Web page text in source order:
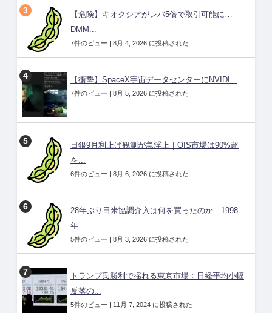
【危険】キオクシアがレバ5倍で取引可能に…
DMM...
7件のビュー | 8月 4, 2026 に投稿された
【衝撃】SpaceX宇宙データセンターにNVIDI...
7件のビュー | 8月 5, 2026 に投稿された
日銀9月利上げ観測が急浮上｜OIS市場は90%超
を...
6件のビュー | 8月 6, 2026 に投稿された
28年ぶり日米協調介入は何を買ったのか｜1998
年...
5件のビュー | 8月 3, 2026 に投稿された
トランプ氏勝利で揺れる東京市場：日経平均小幅
反落の...
5件のビュー | 11月 7, 2024 に投稿された